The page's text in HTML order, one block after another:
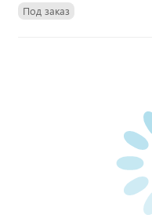
Под заказ